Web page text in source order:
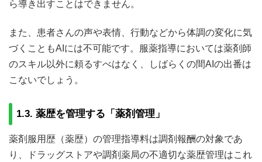
ら導き出すことはできません。
また、患者さんの声や表情、行動などから体調の変化に気
づくこともAIには不可能です。服薬指導においては薬剤師
のスキル以外に頼るすべはなく、しばらくの間AIの出番は
こないでしょう。
1.3. 薬歴を管理する「薬剤管理」
薬剤服用歴（薬歴）の管理指導料は調剤報酬の対象であ
り、ドラッグストアや調剤薬局の不適切な薬歴管理はこれ